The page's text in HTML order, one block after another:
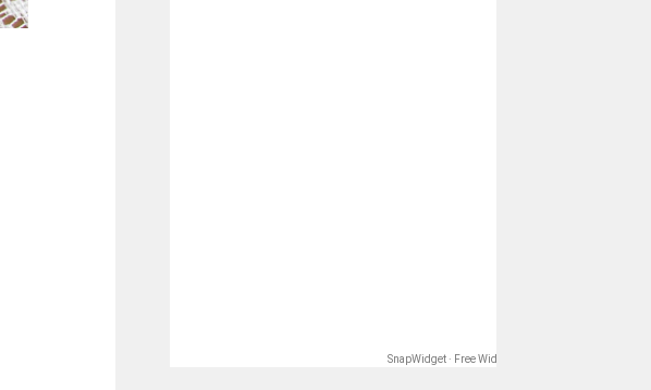
SnapWidget · Free Widget